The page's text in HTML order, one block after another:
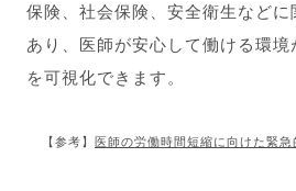
保険、社会保険、安全衛生などに
あり、医師が安心して働ける環
を可視化できます。
【参考】 医師の労働時間短縮に向けた緊